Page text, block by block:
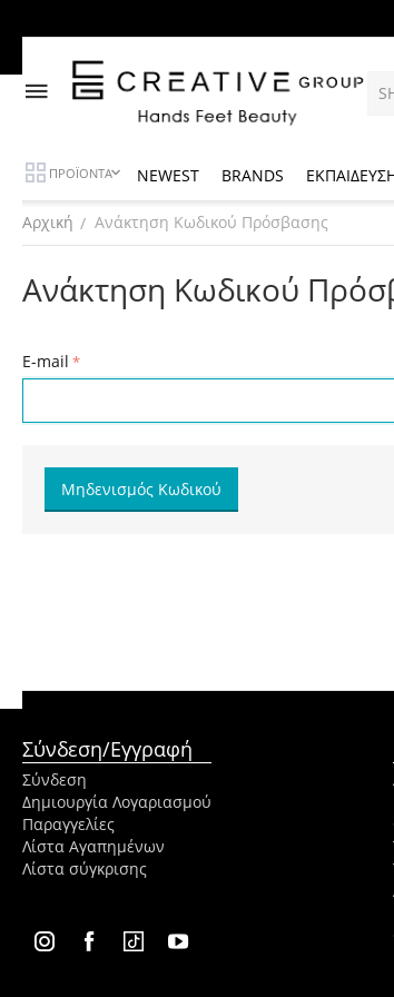
ΠΡΟΪΟΝΤΑ NEWEST BRANDS
Αρχική / Ανάκτηση Κωδικού Πρόσβασης
Ανάκτηση Κωδικού
E-mail
Μηδενισμός Κωδικού
Σύνδεση/Εγγραφή
Σύνδεση
Δημιουργία Λογαριασμού
Παραγγελίες
Λίστα Αγαπημένων
Λίστα σύγκρισης